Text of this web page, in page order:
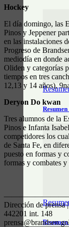
Hockey
El día domingo, las
Pinos y Jeppener
en las instalaciones
Progreso de
mediodía en donde
Oliden y categorías
tiempos en tres
12,13 y 14 años),
Deryon Do kwan
Tres alumnos de la
Pinos e Infanta
competidores los
de Santa Fe, en
puesto en formas y
formas y combates
Dirección de prensa
442201 int. 148